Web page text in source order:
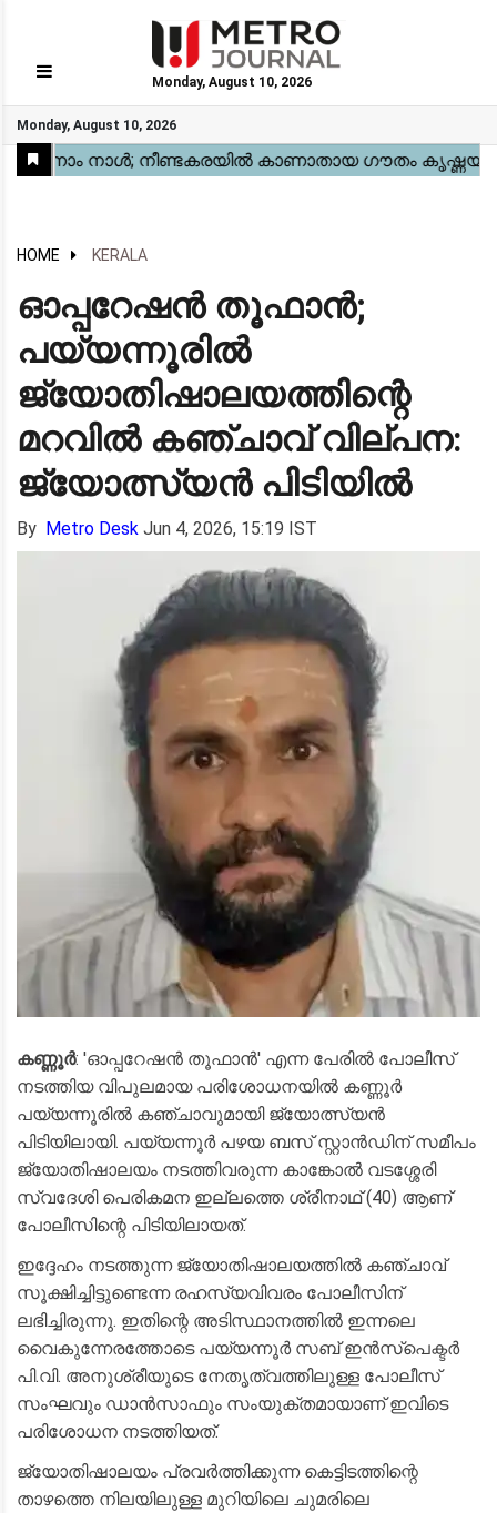
Monday, August 10, 2026
Monday, August 10, 2026
GO
Home
Kerala
National
Gulf
World
Sports
Movies
Health
Automobile
Travel
Education
Novel
Business
Technology
Webstory
HOME KERALA
ഓപ്പറേഷൻ തൂഫാൻ;
പയ്യന്നൂരിൽ
ജ്യോതിഷാലയത്തിന്റെ
മറവിൽ കഞ്ചാവ് വില്പന:
ജ്യോത്സ്യൻ പിടിയിൽ
By Metro Desk Jun 4, 2026, 15:19 IST
കണ്ണൂർ: 'ഓപ്പറേഷൻ തൂഫാൻ' എന്ന പേരിൽ പോലീസ്
നടത്തിയ വിപുലമായ പരിശോധനയിൽ കണ്ണൂർ
പയ്യന്നൂരിൽ കഞ്ചാവുമായി ജ്യോത്സ്യൻ
പിടിയിലായി. പയ്യന്നൂർ പഴയ ബസ് സ്റ്റാൻഡിന് സമീപം
ജ്യോതിഷാലയം നടത്തിവരുന്ന കാങ്കോൽ വടശ്ശേരി
സ്വദേശി പെരികമന ഇല്ലത്തെ ശ്രീനാഥ് (40) ആണ്
പോലീസിന്റെ പിടിയിലായത്.
ഇദ്ദേഹം നടത്തുന്ന ജ്യോതിഷാലയത്തിൽ കഞ്ചാവ്
സൂക്ഷിച്ചിട്ടുണ്ടെന്ന രഹസ്യവിവരം പോലീസിന്
ലഭിച്ചിരുന്നു. ഇതിന്റെ അടിസ്ഥാനത്തിൽ ഇന്നലെ
വൈകുന്നേരത്തോടെ പയ്യന്നൂർ സബ് ഇൻസ്പെക്ടർ
പി.വി. അനുശ്രീയുടെ നേതൃത്വത്തിലുള്ള പോലീസ്
സംഘവും ഡാൻസാഫും സംയുക്തമായാണ് ഇവിടെ
പരിശോധന നടത്തിയത്.
ജ്യോതിഷാലയം പ്രവർത്തിക്കുന്ന കെട്ടിടത്തിന്റെ
താഴത്തെ നിലയിലുള്ള മുറിയിലെ ചുമരിലെ